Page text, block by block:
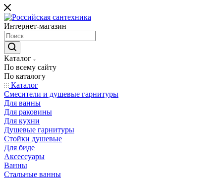
Интернет-магазин
Каталог
По всему сайту
По каталогу
Каталог
Смесители и душевые гарнитуры
Для ванны
Для раковины
Для кухни
Душевые гарнитуры
Стойки душевые
Для биде
Аксессуары
Ванны
Стальные ванны